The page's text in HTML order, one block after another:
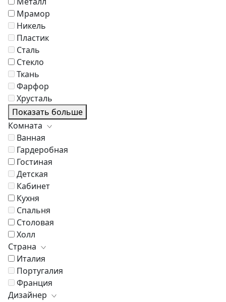
Мрамор
Никель
Пластик
Сталь
Стекло
Ткань
Фарфор
Хрусталь
Показать больше
Комната
Ванная
Гардеробная
Гостиная
Детская
Кабинет
Кухня
Спальня
Столовая
Холл
Страна
Италия
Португалия
Франция
Дизайнер